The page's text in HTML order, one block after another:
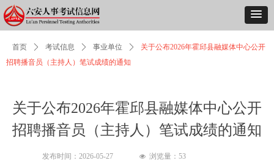
关于公布2026年霍邱县融媒体中心公开
招聘播音员（主持人）笔试成绩的通知
首页 ꄲ 考试信息 ꄲ 事业单位 ꄲ
关于公布2026年霍邱县融媒体中心公开
招聘播音员（主持人）笔试成绩的通知
发布时间： 2026-05-27 넶 浏览量： 53